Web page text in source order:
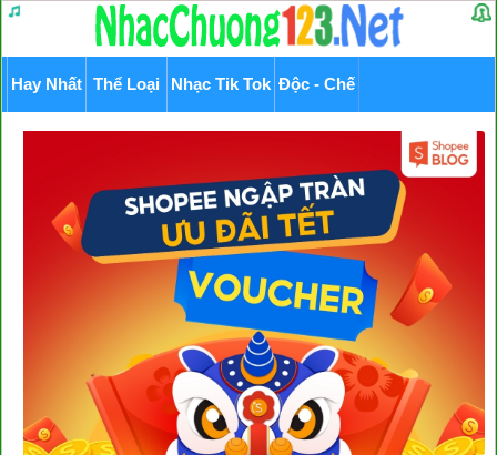
Hay Nhất Thể Loại Nhạc Tik Tok Độc - Chế